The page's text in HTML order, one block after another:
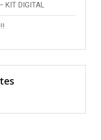
KIT DIGITAL